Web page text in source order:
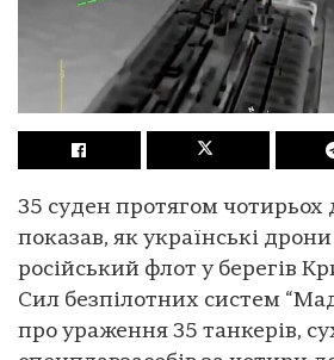
35 суден протягом чотирьох
показав, як українські
російський флот у берегів
Сил безпілотних систем
про ураження 35 танкерів,